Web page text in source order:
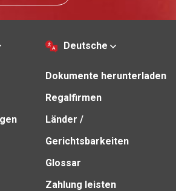
Deutsche
Dokumente herunterladen
Regalfirmen
Länder /
Gerichtsbarkeiten
Glossar
Zahlung leisten